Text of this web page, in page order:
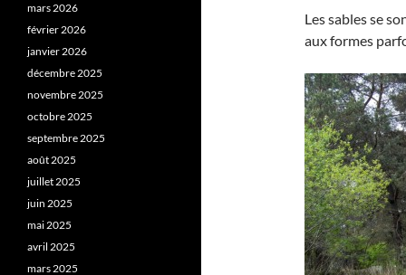
Les sables se
aux formes
mars 2026
février 2026
janvier 2026
décembre 2025
novembre 2025
octobre 2025
septembre 2025
août 2025
juillet 2025
juin 2025
mai 2025
avril 2025
mars 2025